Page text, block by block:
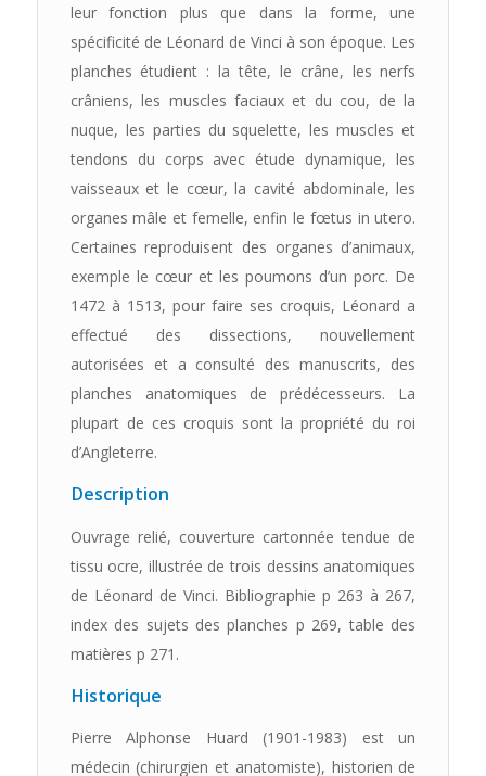
leur fonction plus que dans la forme, une
spécificité de Léonard de Vinci à son époque. Les
planches étudient : la tête, le crâne, les nerfs
crâniens, les muscles faciaux et du cou, de la
nuque, les parties du squelette, les muscles et
tendons du corps avec étude dynamique, les
vaisseaux et le cœur, la cavité abdominale, les
organes mâle et femelle, enfin le fœtus in utero.
Certaines reproduisent des organes d’animaux,
exemple le cœur et les poumons d’un porc. De
1472 à 1513, pour faire ses croquis, Léonard a
effectué des dissections, nouvellement
autorisées et a consulté des manuscrits, des
planches anatomiques de prédécesseurs. La
plupart de ces croquis sont la propriété du roi
d’Angleterre.
Description
Ouvrage relié, couverture cartonnée tendue de
tissu ocre, illustrée de trois dessins anatomiques
de Léonard de Vinci. Bibliographie p 263 à 267,
index des sujets des planches p 269, table des
matières p 271.
Historique
Pierre Alphonse Huard (1901-1983) est un
médecin (chirurgien et anatomiste), historien de